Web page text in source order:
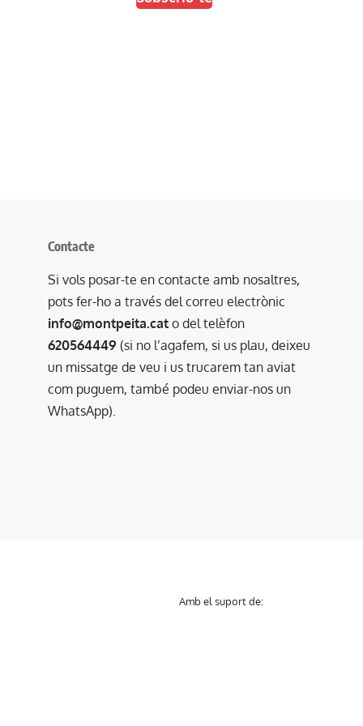
Contacte
Si vols posar-te en contacte amb nosaltres,
pots fer-ho a través del correu electrònic
info@montpeita.cat o del telèfon
620564449 (si no l’agafem, si us plau, deixeu
un missatge de veu i us trucarem tan aviat
com puguem, també podeu enviar-nos un
WhatsApp).
Amb el suport de: